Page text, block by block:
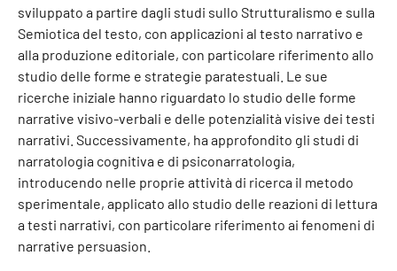
sviluppato a partire dagli studi sullo Strutturalismo e sulla
Semiotica del testo, con applicazioni al testo narrativo e
alla produzione editoriale, con particolare riferimento allo
studio delle forme e strategie paratestuali. Le sue
ricerche iniziale hanno riguardato lo studio delle forme
narrative visivo-verbali e delle potenzialità visive dei testi
narrativi. Successivamente, ha approfondito gli studi di
narratologia cognitiva e di psiconarratologia,
introducendo nelle proprie attività di ricerca il metodo
sperimentale, applicato allo studio delle reazioni di lettura
a testi narrativi, con particolare riferimento ai fenomeni di
narrative persuasion.